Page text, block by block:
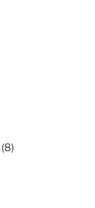
(8)